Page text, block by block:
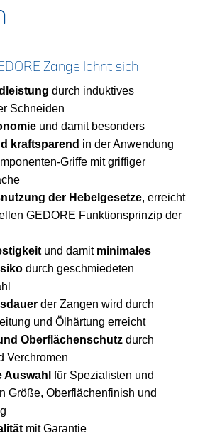
Zange lohnt sich
durch induktives
Schneiden
und damit besonders
kraftsparend in der Anwendung
Griffe mit griffiger
der Hebelgesetze, erreicht
GEDORE Funktionsprinzip der
und damit minimales
durch geschmiedeten
der Zangen wird durch
und Ölhärtung erreicht
Oberflächenschutz durch
Verchromen
Auswahl für Spezialisten und
Größe, Oberflächenfinish und
mit Garantie